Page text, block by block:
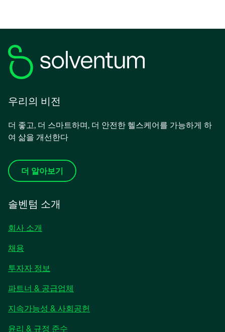
우리의 비전
더 좋고, 더 스마트하며, 더 안전한 헬스케어를 가능하게 하
여 삶을 개선한다
더 알아보기
솔벤텀 소개
회사 소개
채용
투자자 정보
에
서
림
파트너 & 공급업체
지속가능성 & 사회공헌
윤리 & 규정 준수